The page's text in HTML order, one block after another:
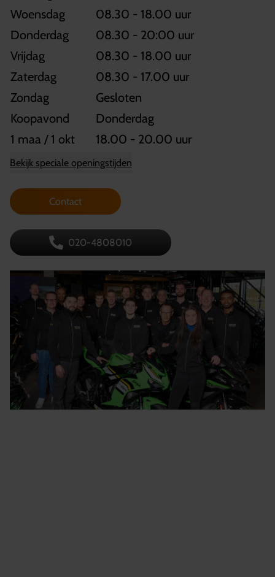
Woensdag
08.30 - 18.00 uur
Donderdag
08.30 - 20:00 uur
Vrijdag
08.30 - 18.00 uur
Zaterdag
08.30 - 17.00 uur
Zondag
Gesloten
Koopavond
Donderdag
1 maa / 1 okt
18.00 - 20.00 uur
Bekijk speciale openingstijden
Contact
020-4808010